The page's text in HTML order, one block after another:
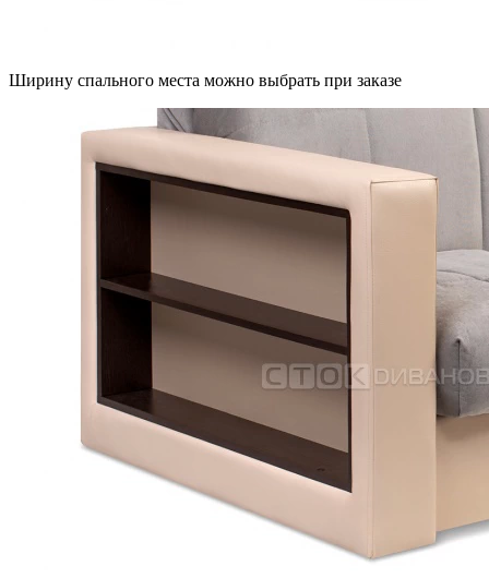
Ширину спального места можно выбрать при заказе